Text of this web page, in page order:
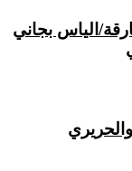
الياس بجاني